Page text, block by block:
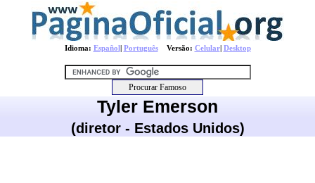
Idioma: Español| PortuguêsVersão: Celular| Desktop
Tyler Emerson
(diretor - Estados Unidos)